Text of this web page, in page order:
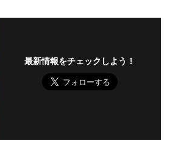
最新情報をチェックしよう！